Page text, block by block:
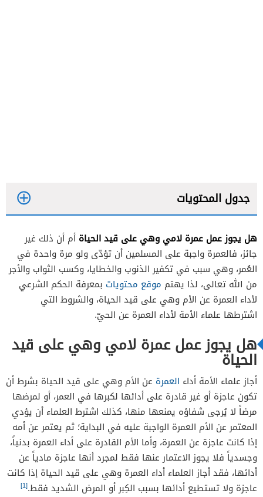
جدول المحتويات
هل يجوز عمل عمرة لامي وهي على قيد الحياة أم أن ذلك غير
جائز، فالعمرة واجبة على المسلمين أن تؤدّى ولو مرة واحدة في
العُمر، وهي سبب في تكفير الذنوب والخطايا، وكسب الثواب والأجر
من الله تعالى، لذا يهتم موقع محتويات بمعرفة الحكم الشرعي
لأداء العمرة عن الأم وهي على قيد الحياة، والشروط التي
اشترطها علماء الأمة لأداء العمرة عن الحيّ.
هل يجوز عمل عمرة لامي وهي على قيد
الحياة
أجاز علماء الأمة أداء العمرة عن الأم وهي على قيد الحياة بشرط أن
تكون عاجزة أو غير قادرة على أدائها لكبرها في العمر، أو لمرضها
مرضاً لا يُرجى شفاؤه يمنعها منها، كذلك اشترط العلماء أن يؤدي
المعتمر عن الأم العمرة الواجبة عليه في البداية؛ ثم يعتمر عن أمه
إذا كانت عاجزة عن العمرة، وأما الأم القادرة على أداء العمرة بدنياً،
وجسدياً فلا يجوز الاعتمار عنها فقط لمجرد أنها عاجزة مادياً عن
أدائها، فقد أجاز العلماء أداء العمرة وهي على قيد الحياة إذا كانت
عاجزة ولا تستطيع أدائها بسبب الكِبر أو المرض الشديد فقط.[1]